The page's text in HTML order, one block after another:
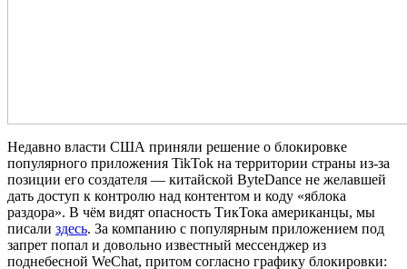
Недавно власти США приняли решение о блокировке
популярного приложения TikTok на территории страны из-за
позиции его создателя — китайской ByteDance не желавшей
дать доступ к контролю над контентом и коду «яблока
раздора». В чём видят опасность ТикТока американцы, мы
писали здесь. За компанию с популярным приложением под
запрет попал и довольно известный мессенджер из
поднебесной WeChat, притом согласно графику блокировки: